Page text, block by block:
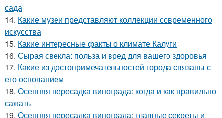
сада
14. Какие музеи представляют коллекции современного
искусства
15. Какие интересные факты о климате Калуги
16. Сырая свекла: польза и вред для вашего здоровья
17. Какие из достопримечательностей города связаны с
его основанием
18. Осенняя пересадка винограда: когда и как правильно
сажать
19. Осенняя пересадка винограда: главные секреты и